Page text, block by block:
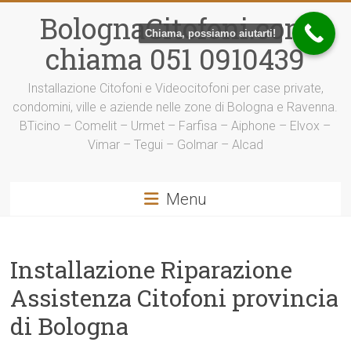
contenutoBolognaCitofoni.com
chiama 051 0910439
Installazione Citofoni e Videocitofoni per case private,
condomini, ville e aziende nelle zone di Bologna e Ravenna.
BTicino – Comelit – Urmet – Farfisa – Aiphone – Elvox –
Vimar – Tegui – Golmar – Alcad
Menu
Installazione Riparazione
Assistenza Citofoni provincia
di Bologna
Chiama, possiamo aiutarti!